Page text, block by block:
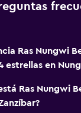
Ras Nungwi
estrellas en
Ras Nungwi